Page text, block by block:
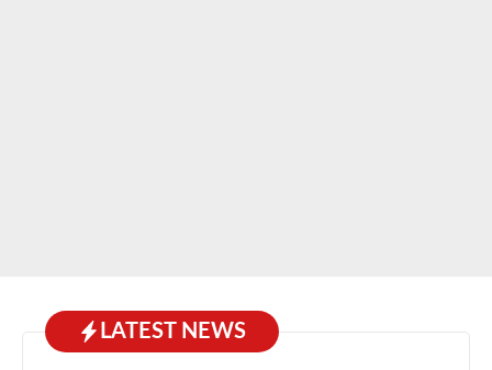
LATEST NEWS